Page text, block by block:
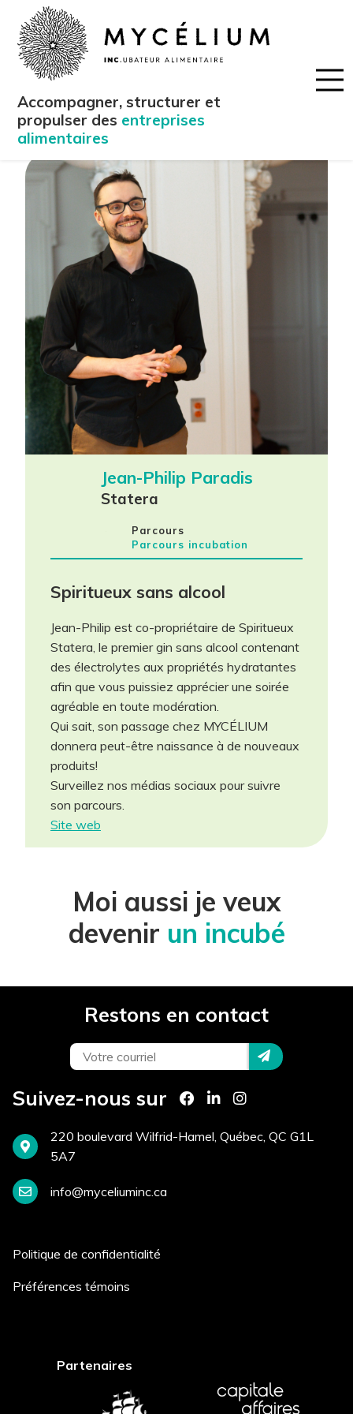
maintenant!
Les champs contenant un (*) sont
obligatoires.
Participant(s) *
Projet *
Téléphone *
Site Internet
parler de nous? *
Postuler
Accompagner, structurer et
propulser des entreprises
alimentaires
Jean-Philip Paradis
Statera
Parcours
Parcours incubation
Spiritueux sans alcool
Jean-Philip est co-propriétaire de Spiritueux
Statera, le premier gin sans alcool contenant
des électrolytes aux propriétés hydratantes
afin que vous puissiez apprécier une soirée
agréable en toute modération.
Qui sait, son passage chez MYCÉLIUM
donnera peut-être naissance à de nouveaux
produits!
Surveillez nos médias sociaux pour suivre
son parcours.
Site web
Moi aussi je veux
devenir un incubé
Restons en contact
Suivez-nous sur
220 boulevard Wilfrid-Hamel, Québec, QC G1L
5A7
info@myceliuminc.ca
Politique de confidentialité
Préférences témoins
Partenaires